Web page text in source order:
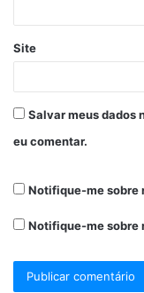
Site
Salvar meus dados
eu comentar.
Notifique-me sobre
Notifique-me sobre